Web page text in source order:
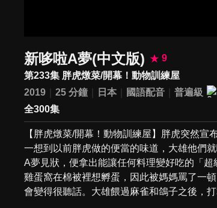
新哆啦A夢(中文版)
9
第233集 胖虎燉菜/開幕！動物訓練屋
2019
25 分鐘 日本 國語配音
普遍級
全300集
【胖虎燉菜/開幕！動物訓練屋】胖虎突然
一想到以前胖虎做的便當的味道，大雄他們
A夢見狀，便拿出能讓任何料理變好吃的「
雞蛋窩在棉被裡想孵蛋，因此被媽媽罵了一
會變得很聽話。大雄餵過麻雀和鴿子之後，